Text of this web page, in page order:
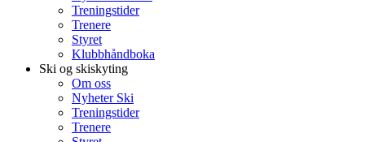
Treningstider
Trenere
Styret
Klubbhåndboka
Ski og skiskyting
Om oss
Nyheter Ski
Treningstider
Trenere